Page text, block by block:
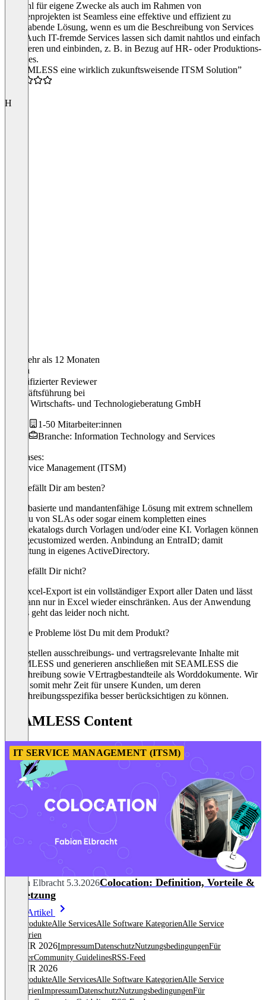
Sowohl für eigene Zwecke als auch im Rahmen von
Kundenprojekten ist Seamless eine effektive und effizient zu
handhabende Lösung, wenn es um die Beschreibung von Services
geht. Auch IT-fremde Services lassen sich damit nahtlos und einfach
generieren und einbinden, z. B. in Bezug auf HR- oder Produktions-
Services.
“SEAMLESS eine wirklich zukunftsweisende ITSM Solution”
H
Vor mehr als 12 Monaten
Hagen
Verifizierter Reviewer
Geschäftsführung bei
G-NE Wirtschafts- und Technologieberatung GmbH
1-50 Mitarbeiter:innen
Branche: Information Technology and Services
Use cases:
IT Service Management (ITSM)
Was gefällt Dir am besten?
Cloudbasierte und mandantenfähige Lösung mit extrem schnellem
Aufbau von SLAs oder sogar einem kompletten eines
Servicekatalogs durch Vorlagen und/oder eine KI. Vorlagen können
auch gecustomized werden. Anbindung an EntraID; damit
Einbettung in eigenes ActiveDirectory.
Was gefällt Dir nicht?
Der Excel-Export ist ein vollständiger Export aller Daten und lässt
sich dann nur in Excel wieder einschränken. Aus der Anwendung
heraus geht das leider noch nicht.
Welche Probleme löst Du mit dem Produkt?
Wir erstellen ausschreibungs- und vertragsrelevante Inhalte mit
SEAMLESS und generieren anschließen mit SEAMLESS die
Ausschreibung sowie VErtragbestandteile als Worddokumente. Wir
haben somit mehr Zeit für unsere Kunden, um deren
Ausschreibungsspezifika besser berücksichtigen zu können.
SEAMLESS Content
IT SERVICE MANAGEMENT (ITSM)
Fabian Elbracht 5.3.2026Colocation: Definition, Vorteile &
Umsetzung
Mehr Artikel
Alle ProdukteAlle ServicesAlle Software KategorienAlle Service
Kategorien
© OMR 2026ImpressumDatenschutzNutzungsbedingungenFür
AnbieterCommunity GuidelinesRSS-Feed
© OMR 2026
Alle ProdukteAlle ServicesAlle Software KategorienAlle Service
KategorienImpressumDatenschutzNutzungsbedingungenFür